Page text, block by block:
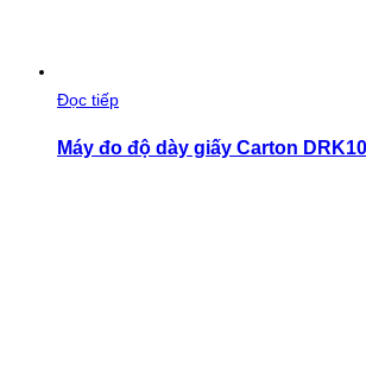
Đọc tiếp
Máy đo độ dày giấy Carton